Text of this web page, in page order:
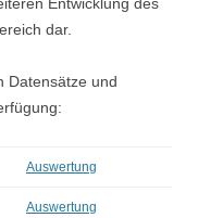
Entwicklung des
dar.
Datensätze und
Auswertung
Auswertung